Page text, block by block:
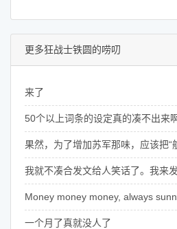
更多狂战士铁圆的唠叨
来了
50个以上词条的设定真的凑不出来啊
果然，为了增加苏军那味，应该把“
我就不凑合发文给人笑话了。我来
Money money money, always
一个月了真就没人了